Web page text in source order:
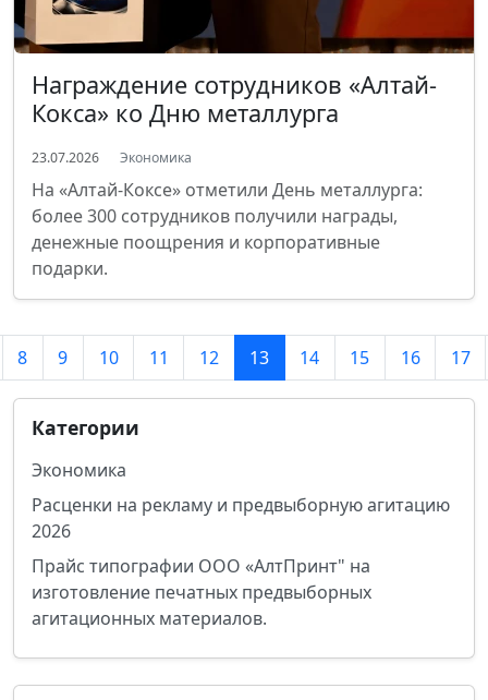
Награждение сотрудников «Алтай-
Кокса» ко Дню металлурга
23.07.2026 Экономика
На «Алтай-Коксе» отметили День металлурга:
более 300 сотрудников получили награды,
денежные поощрения и корпоративные
подарки.
8 9 10 11 12 13 14 15 16 17
Категории
Экономика
Расценки на рекламу и предвыборную агитацию
2026
Прайс типографии ООО «АлтПринт" на
изготовление печатных предвыборных
агитационных материалов.